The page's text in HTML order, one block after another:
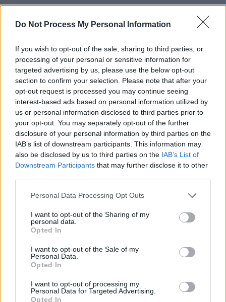
Do Not Process My Personal Information
If you wish to opt-out of the sale, sharing to third parties, or
processing of your personal or sensitive information for
targeted advertising by us, please use the below opt-out
section to confirm your selection. Please note that after your
opt-out request is processed you may continue seeing
interest-based ads based on personal information utilized by
us or personal information disclosed to third parties prior to
your opt-out. You may separately opt-out of the further
disclosure of your personal information by third parties on the
IAB’s list of downstream participants. This information may
also be disclosed by us to third parties on the IAB’s List of
Downstream Participants that may further disclose it to other
Personal Data Processing Opt Outs
I want to opt-out of the Sharing of my
personal data.
Opted In
I want to opt-out of the Sale of my
Personal Data.
Opted In
I want to opt-out of processing my
Personal Data for Targeted Advertising.
Opted In
CSI: Miami (CSI: Miami)
Atemlos (USA,2002)
Folge 7 Staffel: 1
Krimiserie
Übersicht